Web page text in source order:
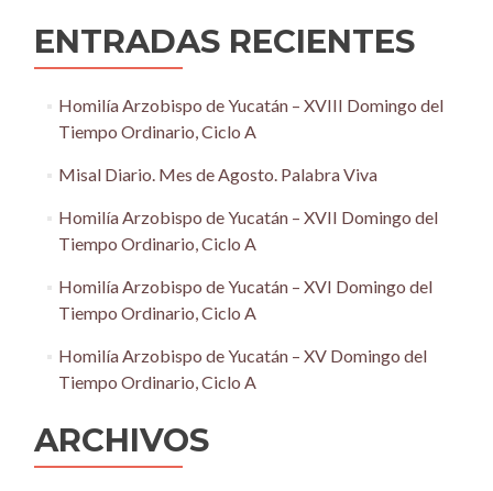
ENTRADAS RECIENTES
Homilía Arzobispo de Yucatán – XVIII Domingo del
Tiempo Ordinario, Ciclo A
Misal Diario. Mes de Agosto. Palabra Viva
Homilía Arzobispo de Yucatán – XVII Domingo del
Tiempo Ordinario, Ciclo A
Homilía Arzobispo de Yucatán – XVI Domingo del
Tiempo Ordinario, Ciclo A
Homilía Arzobispo de Yucatán – XV Domingo del
Tiempo Ordinario, Ciclo A
ARCHIVOS